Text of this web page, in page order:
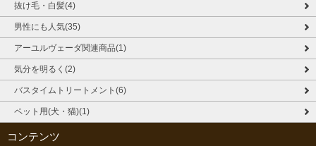
抜け毛・白髪(4)
男性にも人気(35)
アーユルヴェーダ関連商品(1)
気分を明るく(2)
バスタイムトリートメント(6)
ペット用(犬・猫)(1)
コンテンツ